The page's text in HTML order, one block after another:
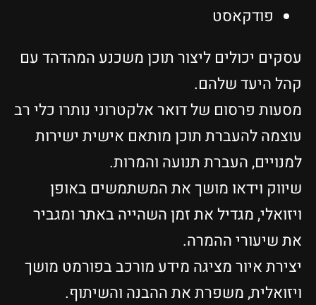
פודקאסט
עסקים יכולים ליצור תוכן משכנע המהדהד עם
קהל היעד שלהם.
מסעות פרסום של דואר אלקטרוני נותרו כלי רב
עוצמה להעברת תוכן מותאם אישית ישירות
למנויים, העברת תנועה והמרות.
שיווק וידאו מושך את המשתמשים באופן
ויזואלי, מגדיל את זמן השהייה באתר ומגביר
את שיעורי ההמרה.
יצירת איור מציגה מידע מורכב בפורמט מושך
ויזואלית, משפרת את ההבנה והשיתוף.